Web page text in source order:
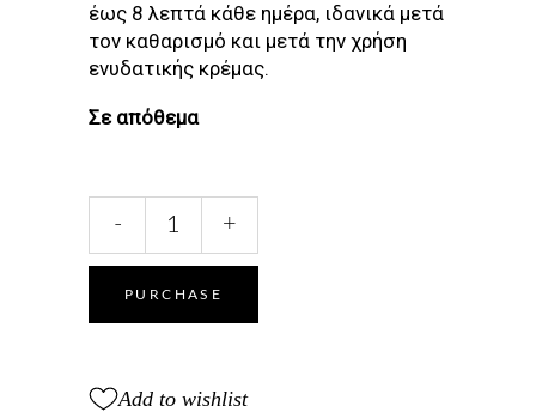
έως 8 λεπτά κάθε ημέρα, ιδανικά μετά
τον καθαρισμό και μετά την χρήση
ενυδατικής κρέμας.
Σε απόθεμα
&
GUA
SHA
- +
PURCHASE
Add to wishlist